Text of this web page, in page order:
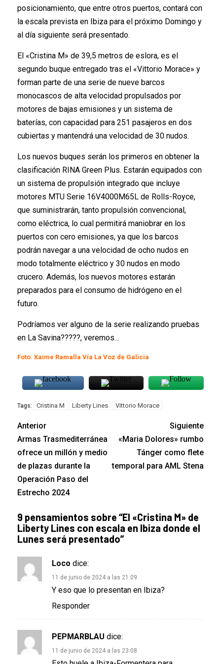
posicionamiento, que entre otros puertos, contará con
la escala prevista en Ibiza para el próximo Domingo y
al día siguiente será presentado.
El «Cristina M» de 39,5 metros de eslora, es el
segundo buque entregado tras el «Vittorio Morace» y
forman parte de una serie de nueve barcos
monocascos de alta velocidad propulsados por
motores de bajas emisiones y un sistema de
baterías, con capacidad para 251 pasajeros en dos
cubiertas y mantendrá una velocidad de 30 nudos.
Los nuevos buques serán los primeros en obtener la
clasificación RINA Green Plus. Estarán equipados con
un sistema de propulsión integrado que incluye
motores MTU Serie 16V4000M65L de Rolls-Royce,
que suministrarán, tanto propulsión convencional,
como eléctrica, lo cual permitirá maniobrar en los
puertos con cero emisiones, ya que los barcos
podrán navegar a una velocidad de ocho nudos en
modo totalmente eléctrico y 30 nudos en modo
crucero. Además, los nuevos motores estarán
preparados para el consumo de hidrógeno en el
futuro.
Podríamos ver alguno de la serie realizando pruebas
en La Savina?????, veremos…
Foto. Xaime Ramalla Vía La Voz de Galicia
Tags: Cristina M Liberty Lines Vittorio Morace
Anterior
Armas Trasmediterránea
ofrece un millón y medio
de plazas durante la
Operación Paso del
Estrecho 2024
Siguiente
«Maria Dolores» rumbo
Tánger como flete
temporal para AML Stena
9 pensamientos sobre “El «Cristina M» de
Liberty Lines con escala en Ibiza donde el
Lunes será presentado”
Loco dice:
11 de junio de 2024 a las 21:09
Y eso que lo presentan en Ibiza?
Responder
PEPMARBLAU dice:
11 de junio de 2024 a las 23:08